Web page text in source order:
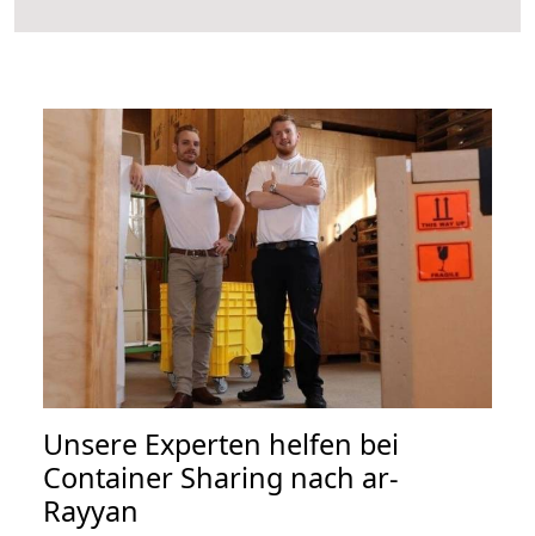
Unsere Experten helfen bei
Container Sharing nach ar-
Rayyan